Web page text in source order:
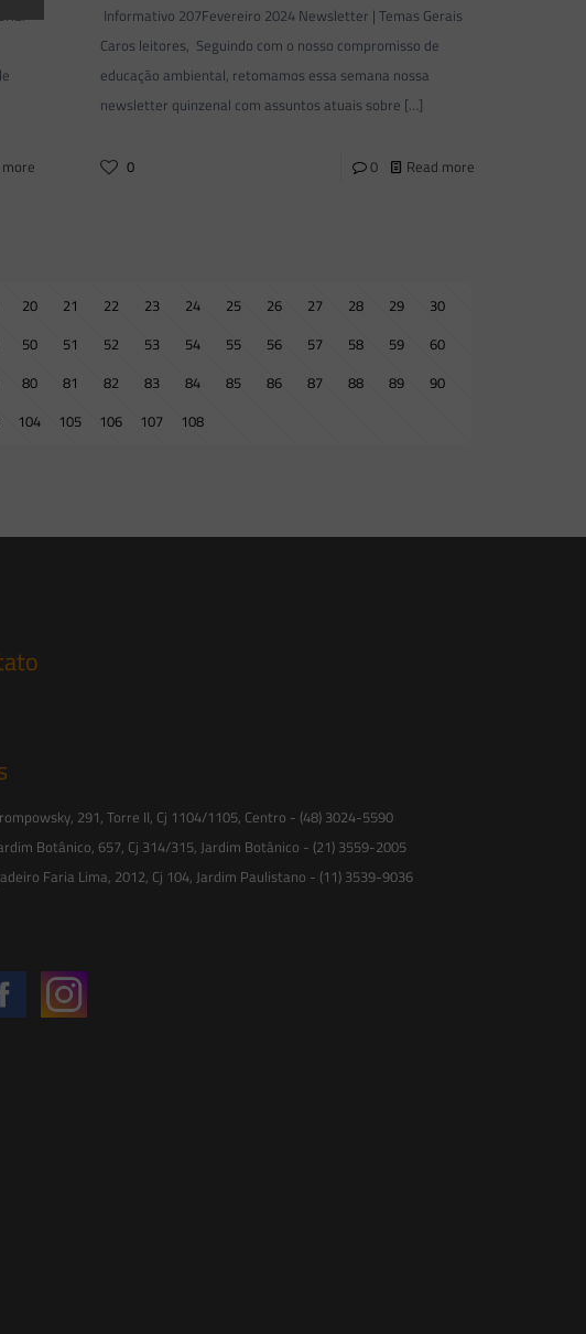
Informativo 207Fevereiro 2024 Newsletter | Temas Gerais
Caros leitores, Seguindo com o nosso compromisso de
educação ambiental, retomamos essa semana nossa
newsletter quinzenal com assuntos atuais sobre […]
0 0 Read more
20 21 22 23 24 25 26 27 28 29
30
50 51 52 53 54 55 56 57 58 59
60
80 81 82 83 84 85 86 87 88 89
90
104 105 106 107 108
291, Torre II, Cj 1104/1105, Centro - (48) 3024-5590
Botânico, 657, Cj 314/315, Jardim Botânico - (21) 3559-2005
Faria Lima, 2012, Cj 104, Jardim Paulistano - (11) 3539-9036